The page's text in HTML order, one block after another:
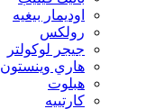
اوديمار بيغيه
رولكس
جيجر لوكولتر
هاري وينستون
هبلوت
كارتييه